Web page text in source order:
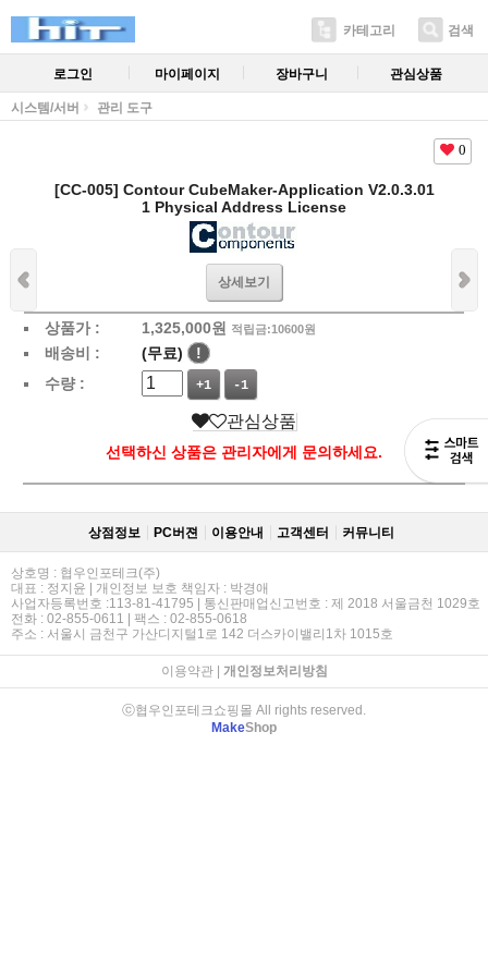
카테고리 검색
로그인 마이페이지 장바구니 관심상품
시스템/서버 관리 도구
0
[CC-005] Contour CubeMaker-Application V2.0.3.01
1 Physical Address License
상세보기
상품가 : 1,325,000원 적립금:10600원
배송비 : (무료)
!
수량 :
+1 -1
관심상품
선택하신 상품은 관리자에게 문의하세요.
상점정보 PC버젼 이용안내 고객센터 커뮤니티
상호명 : 협우인포테크(주)
대표 : 정지윤 | 개인정보 보호 책임자 : 박경애
사업자등록번호 :113-81-41795 | 통신판매업신고번호 : 제 2018 서울금천 1029호
전화 : 02-855-0611 | 팩스 : 02-855-0618
주소 : 서울시 금천구 가산디지털1로 142 더스카이밸리1차 1015호
이용약관| 개인정보처리방침
ⓒ협우인포테크쇼핑몰 All rights reserved.
MakeShop